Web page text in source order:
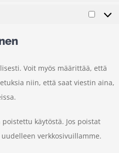
Voit myös määrittää, että
niin, että saat viestin aina,
käytöstä. Jos poistat
verkkosivuillamme.